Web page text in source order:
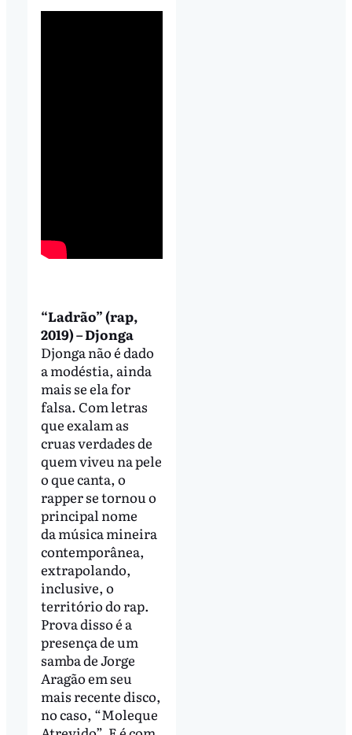
“Ladrão” (rap,
2019) – Djonga
Djonga não é dado
a modéstia, ainda
mais se ela for
falsa. Com letras
que exalam as
cruas verdades de
quem viveu na pele
o que canta, o
rapper se tornou o
principal nome
da música mineira
contemporânea,
extrapolando,
inclusive, o
território do rap.
Prova disso é a
presença de um
samba de Jorge
Aragão em seu
mais recente disco,
no caso, “Moleque